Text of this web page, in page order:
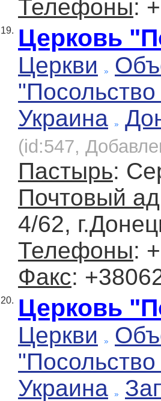
Телефоны:
19. Церковь
Церкви
Украина
(id:547,
Пастырь:
Почтовый
4/62,
Телефоны:
Факс:
20. Церковь
Церкви
Украина